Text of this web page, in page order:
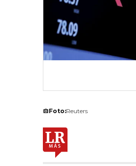
Foto:Reuters